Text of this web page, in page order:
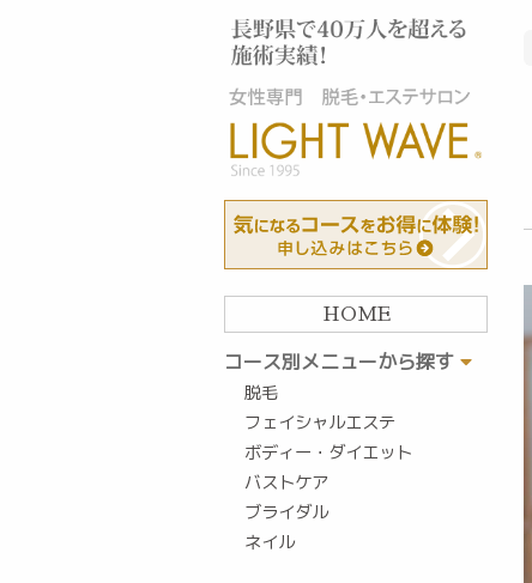
HOME
コース別メニューから探す
脱毛
フェイシャルエステ
ボディー・ダイエット
バストケア
ブライダル
ネイル